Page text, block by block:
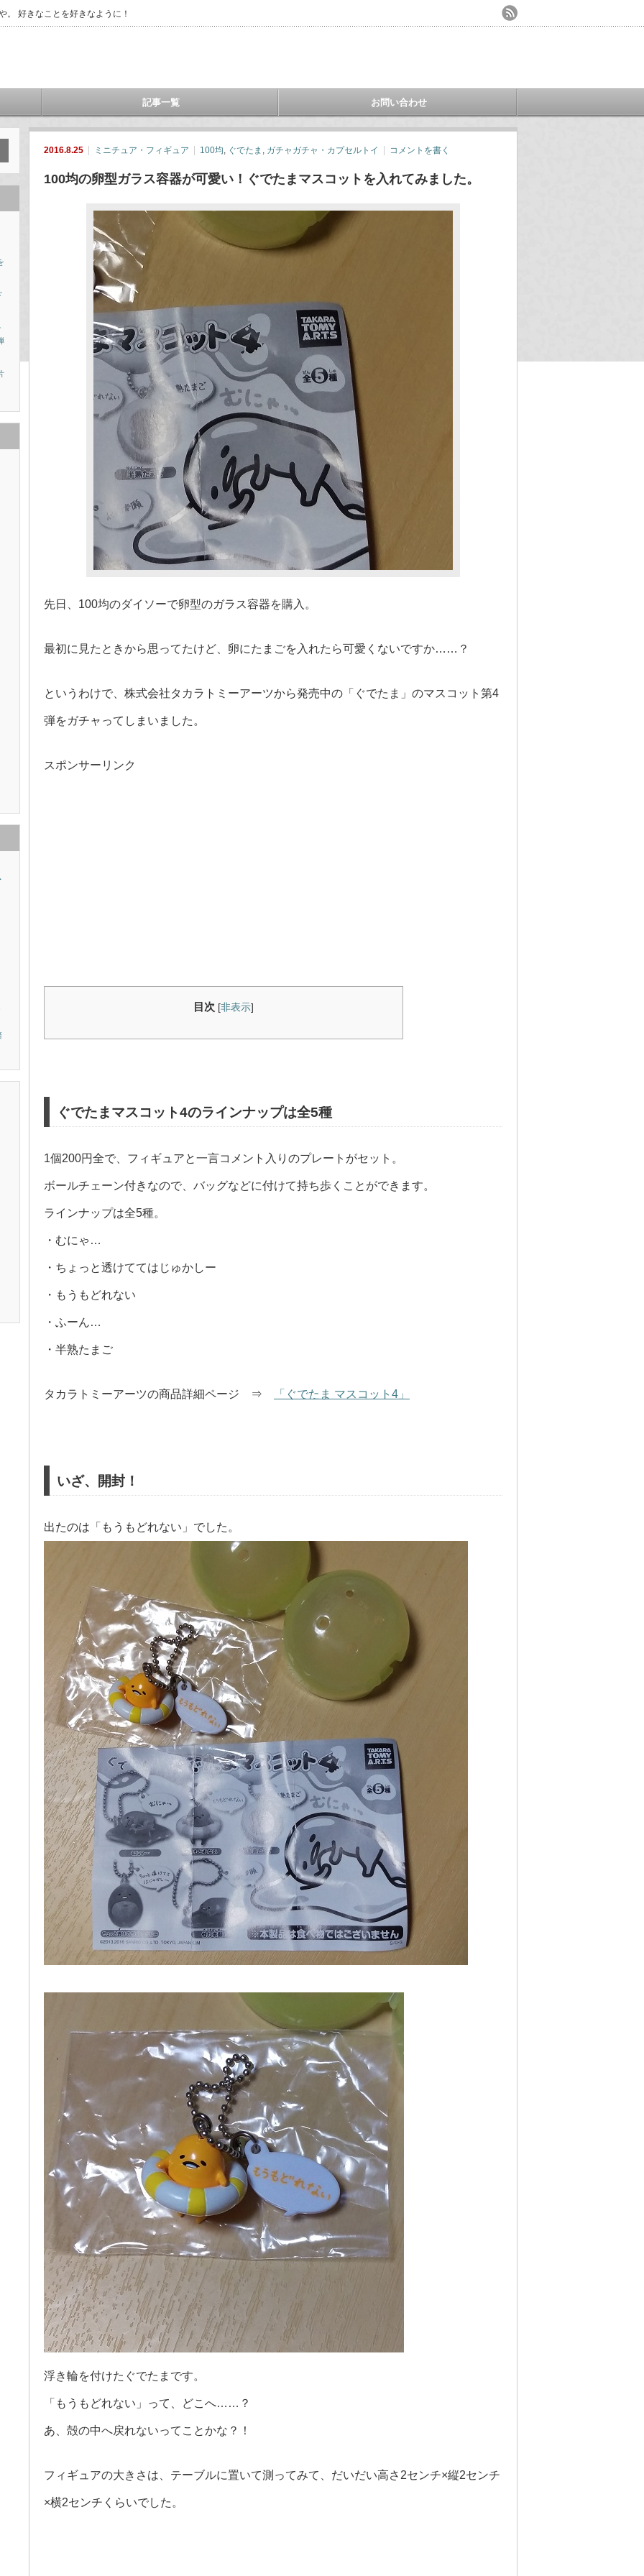
。 好きなことを好きなように！
記事一覧 お問い合わせ
2016.8.25 ミニチュア・フィギュア 100均, ぐでたま , ガチャガチャ・カプセルトイ コメントを書く
100均の卵型ガラス容器が可愛い！ぐでたまマスコットを入れてみました。
先日、100均のダイソーで卵型のガラス容器を購入。
最初に見たときから思ってたけど、卵にたまごを入れたら可愛くないですか……？
というわけで、株式会社タカラトミーアーツから発売中の「ぐでたま」のマスコット第4
弾をガチャってしまいました。
スポンサーリンク
目次 [非表示]
ぐでたまマスコット4のラインナップは全5種
1個200円全で、フィギュアと一言コメント入りのプレートがセット。
ボールチェーン付きなので、バッグなどに付けて持ち歩くことができます。
ラインナップは全5種。
・むにゃ…
・ちょっと透けててはじゅかしー
・もうもどれない
・ふーん…
・半熟たまご
タカラトミーアーツの商品詳細ページ ⇒ 「ぐでたま マスコット4」
いざ、開封！
出たのは「もうもどれない」でした。
浮き輪を付けたぐでたまです。
「もうもどれない」って、どこへ……？
あ、殻の中へ戻れないってことかな？！
フィギュアの大きさは、テーブルに置いて測ってみて、だいだい高さ2センチ×縦2センチ
×横2センチくらいでした。